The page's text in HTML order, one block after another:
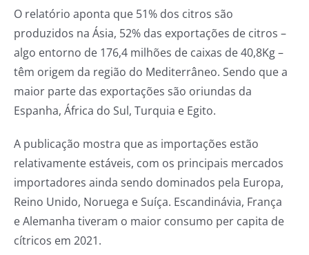
O relatório aponta que 51% dos citros são
produzidos na Ásia, 52% das exportações de citros –
algo entorno de 176,4 milhões de caixas de 40,8Kg –
têm origem da região do Mediterrâneo. Sendo que a
maior parte das exportações são oriundas da
Espanha, África do Sul, Turquia e Egito.
A publicação mostra que as importações estão
relativamente estáveis, com os principais mercados
importadores ainda sendo dominados pela Europa,
Reino Unido, Noruega e Suíça. Escandinávia, França
e Alemanha tiveram o maior consumo per capita de
cítricos em 2021.